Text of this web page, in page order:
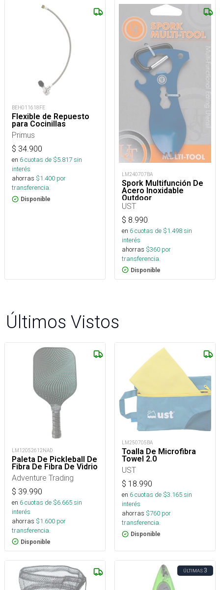
BEH011618FE
Flexible de Repuesto
para Cocinillas
Primus
$ 34.900
en 6cuotas de $5.817sin
interés
ahorras $1.400 por
transferencia.
Disponible
LM240707BA
Spork Multifunción De
Acero Inoxidable
Outdoor
UST
$ 8.990
en 6cuotas de $1.498sin
interés
ahorras $360 por
transferencia.
Disponible
Últimos Vistos
LM12052612NAD
Paleta De Pickleball De
Fibra De Fibra De Vidrio
Adventure Trading
$ 39.990
en 6cuotas de $6.665sin
interés
ahorras $1.600 por
transferencia.
Disponible
LM250705BA
Toalla De Microfibra
Towel 2.0
UST
$ 18.990
en 6cuotas de $3.165sin
interés
ahorras $760 por
transferencia.
Disponible
ÚLTIMAS3